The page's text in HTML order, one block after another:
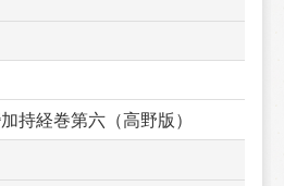
持経巻第六（高野版）